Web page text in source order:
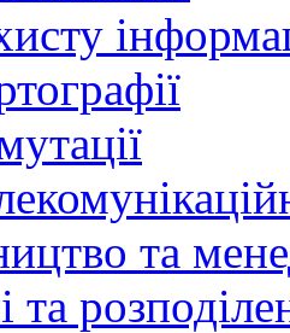
та
та